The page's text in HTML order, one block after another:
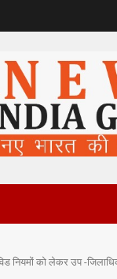
नियमों को लेकर उप -